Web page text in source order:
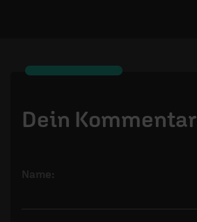
Dein Kommentar
Name: